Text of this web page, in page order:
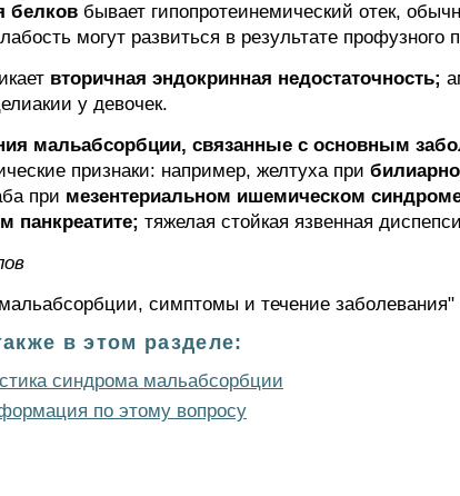
белков бывает гипопротеинемический отек,
могут развиться в результате профузного
вторичная эндокринная недостаточность;
у девочек.
мальабсорбции, связанные с основным
признаки: например, желтуха при
при мезентериальном ишемическом
панкреатите; тяжелая стойкая язвенная
симптомы и течение заболевания"
в этом разделе:
синдрома мальабсорбции
по этому вопросу